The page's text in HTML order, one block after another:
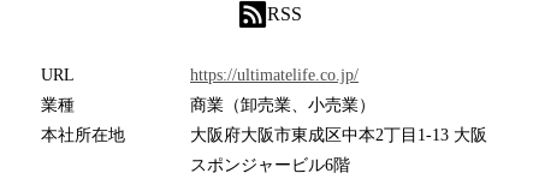
RSS
URL
https://ultimatelife.co.jp/
業種
商業（卸売業、小売業）
本社所在地
大阪府大阪市東成区中本2丁目1-13 大阪
スポンジャービル6階